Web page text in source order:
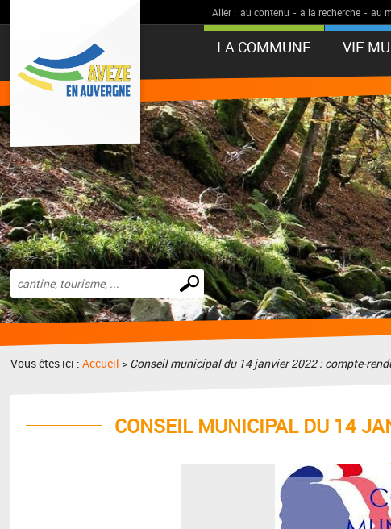
Aller : au contenu - à la recherche - au
LA COMMUNE VIE
Effectuer
une
recherche
Vous êtes ici :Accueil > Conseil municipal du 14 janvier 2022 : compte-
CONSEIL MUNICIPAL DU 14